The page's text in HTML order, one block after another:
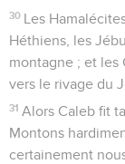
30 Les
Héthiens, les
montagne ; et les
vers le rivage du
31 Alors Caleb fit
Montons
certainement